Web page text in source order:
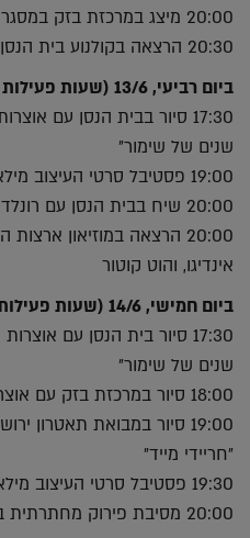
20:00 מיצג במרכזת בזק במסגרת עונת צרפת-ישראל
20:30 הרצאה בקולנוע בית הנסן ״זרעי מורשת״
ביום רביעי, 13/6 (שעות פעילות 12:00-22:00):
שנים של שימור״
19:00 פסטיבל סרטי העיצוב מילאנו בקולנוע בית הנסן
20:00 שיח בבית הנסן עם רונלד סטורס, משמר או שמרן
20:00 הרצאה במוזיאון
אינדיגו, והוט קוטור
ביום חמישי, 14/6 (שעות פעילות 12:00-22:00):
שנים של שימור״
18:00 סיור במרכזת בזק עם אוצרי שבוע העיצוב
19:00 סיור במבואת תאטרון
״חריידי מייד״
19:30 פסטיבל סרטי העיצוב מילאנו בקולנוע בית הנסן
20:00 מסיבת פירוק מחתרתית במרכזת בזק – ״ככר המהפכה״